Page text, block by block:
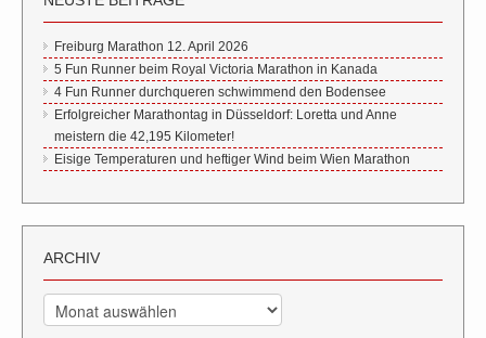
Freiburg Marathon 12. April 2026
5 Fun Runner beim Royal Victoria Marathon in Kanada
4 Fun Runner durchqueren schwimmend den Bodensee
Erfolgreicher Marathontag in Düsseldorf: Loretta und Anne
meistern die 42,195 Kilometer!
Eisige Temperaturen und heftiger Wind beim Wien Marathon
ARCHIV
Archiv